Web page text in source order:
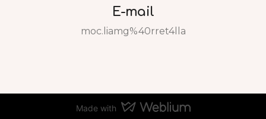
E-mail
moc.liamg%40rret4lla
Made with